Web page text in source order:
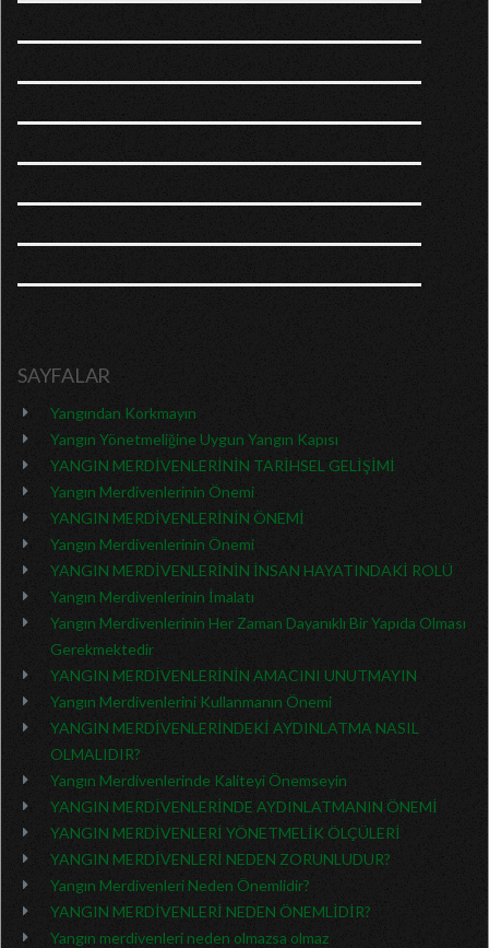
SAYFALAR
Yangından Korkmayın
Yangın Yönetmeliğine Uygun Yangın Kapısı
YANGIN MERDİVENLERİNİN TARİHSEL GELİŞİMİ
Yangın Merdivenlerinin Önemi
YANGIN MERDİVENLERİNİN ÖNEMİ
Yangın Merdivenlerinin Önemi
YANGIN MERDİVENLERİNİN İNSAN HAYATINDAKİ ROLÜ
Yangın Merdivenlerinin İmalatı
Yangın Merdivenlerinin Her Zaman Dayanıklı Bir Yapıda Olması
Gerekmektedir
YANGIN MERDİVENLERİNİN AMACINI UNUTMAYIN
Yangın Merdivenlerini Kullanmanın Önemi
YANGIN MERDİVENLERİNDEKİ AYDINLATMA NASIL
OLMALIDIR?
Yangın Merdivenlerinde Kaliteyi Önemseyin
YANGIN MERDİVENLERİNDE AYDINLATMANIN ÖNEMİ
YANGIN MERDİVENLERİ YÖNETMELİK ÖLÇÜLERİ
YANGIN MERDİVENLERİ NEDEN ZORUNLUDUR?
Yangın Merdivenleri Neden Önemlidir?
YANGIN MERDİVENLERİ NEDEN ÖNEMLİDİR?
Yangın merdivenleri neden olmazsa olmaz